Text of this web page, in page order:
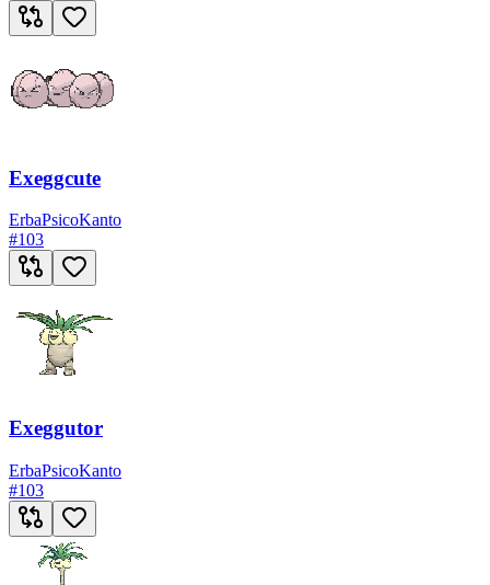
Exeggcute
ErbaPsicoKanto
#103
Exeggutor
ErbaPsicoKanto
#103